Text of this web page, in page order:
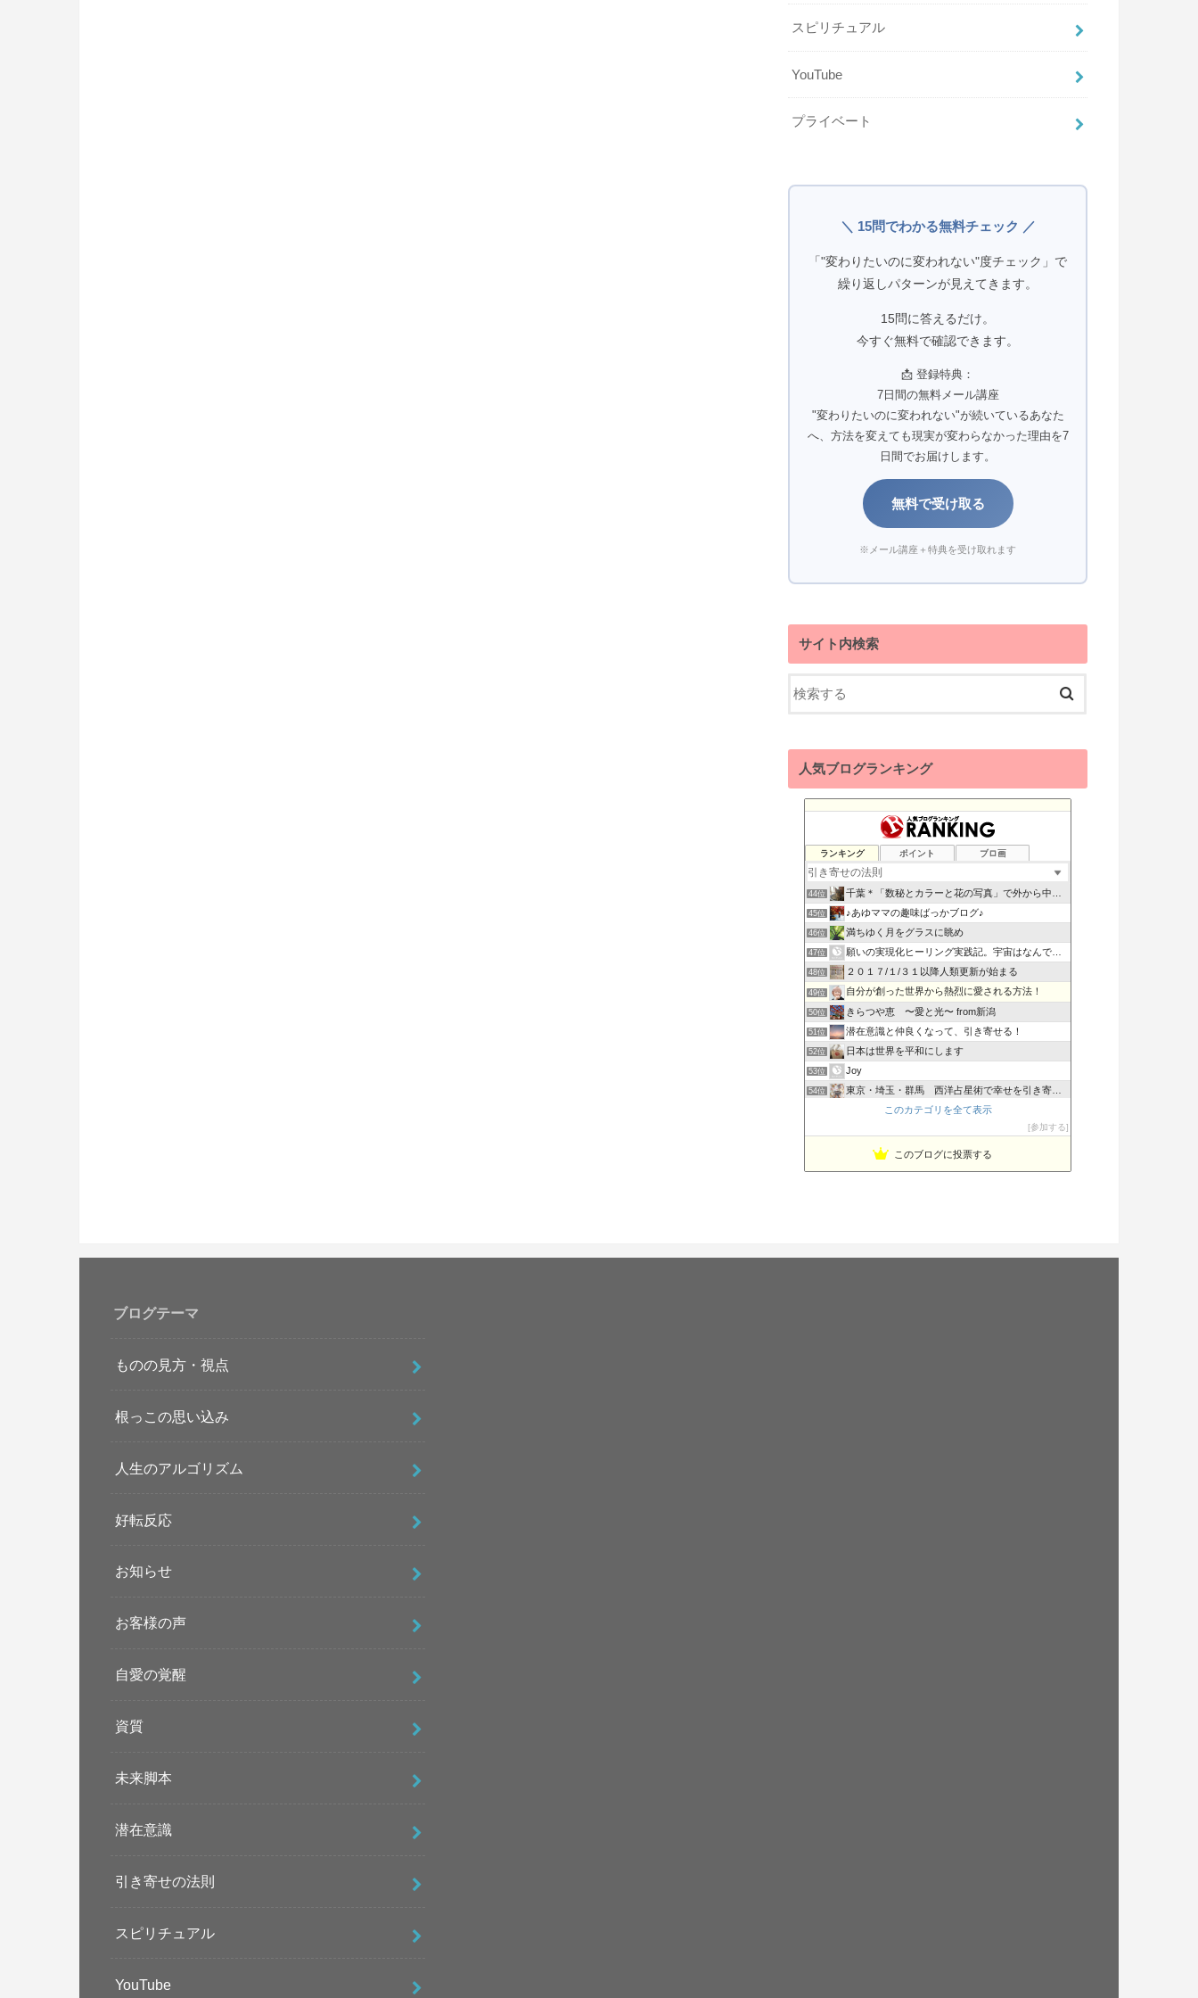
スピリチュアル
YouTube
プライベート
＼ 15問でわかる無料チェック ／
「"変わりたいのに変われない"度チェック」で
繰り返しパターンが見えてきます。
15問に答えるだけ。
今すぐ無料で確認できます。
📩 登録特典：
7日間の無料メール講座
"変わりたいのに変われない"が続いているあなた
へ、方法を変えても現実が変わらなかった理由を7
日間でお届けします。
無料で受け取る
※メール講座＋特典を受け取れます
サイト内検索
人気ブログランキング
ランキング ポイント ブロ画
42位 自愛と潜在意識で全部うまくいく
43位 あるがままの自分で望む人生を創造する
44位 千葉＊「数秘とカラーと花の写真」で外から中から丸ごとのあな…
45位 ♪あゆママの趣味ばっかブログ♪
46位 満ちゆく月をグラスに眺め
47位 願いの実現化ヒーリング実践記。宇宙はなんでも叶えてくれる
48位 ２０１７/１/３１以降人類更新が始まる
49位 自分が創った世界から熱烈に愛される方法！
50位 きらつや恵 〜愛と光〜 from新潟
51位 潜在意識と仲良くなって、引き寄せる！
52位 日本は世界を平和にします
53位 Joy
54位 東京・埼玉・群馬 西洋占星術で幸せを引き寄せる 〜星空ジプシ
うりずんのうた〜Road to Okinawa
このカテゴリを全て表示
参加する
このブログに投票する
ブログテーマ
ものの見方・視点
根っこの思い込み
人生のアルゴリズム
好転反応
お知らせ
お客様の声
自愛の覚醒
資質
未来脚本
潜在意識
引き寄せの法則
スピリチュアル
YouTube